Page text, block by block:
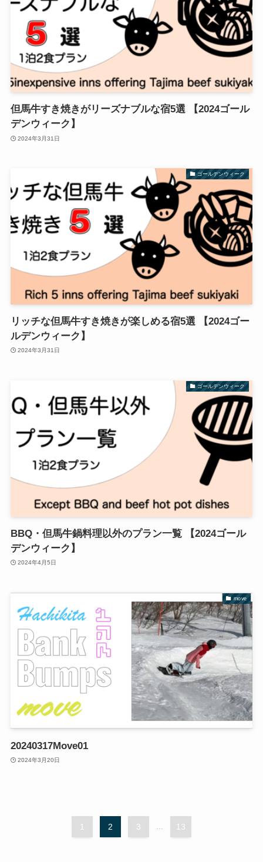
但馬牛すき焼きがリーズナブルな宿5選 【2024ゴール
デンウィーク】
2024年3月31日
ゴールデンウィーク
リッチな但馬牛すき焼きが楽しめる宿5選 【2024ゴー
ルデンウィーク】
2024年3月31日
ゴールデンウィーク
BBQ・但馬牛鍋料理以外のプラン一覧 【2024ゴール
デンウィーク】
2024年4月5日
move
20240317Move01
2024年3月20日
1 2 3 ... 13